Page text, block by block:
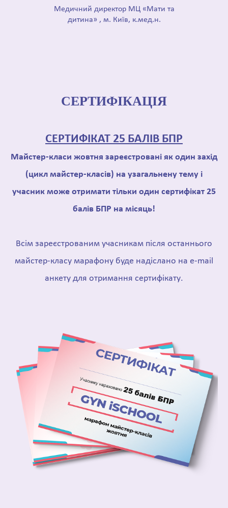
Медичний директор МЦ «Мати та
дитина» , м. Київ, к.мед.н.
СЕРТИФІКАЦІЯ
СЕРТИФІКАТ 25 БАЛІВ БПР
Майстер-класи жовтня зареєстровані як один захід
(цикл майстер-класів) на узагальнену тему і
учасник може отримати тільки один сертифікат 25
балів БПР на місяць!
Всім зареєстрованим учасникам після останнього
майстер-класу марафону буде надіслано на e-mail
анкету для отримання сертифікату.